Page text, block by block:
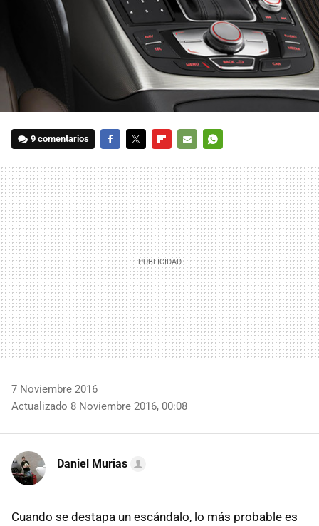
9 comentarios
MAIL
7 Noviembre 2016
Actualizado 8 Noviembre 2016, 00:08
Daniel Murias
Cuando se destapa un escándalo, lo más probable es